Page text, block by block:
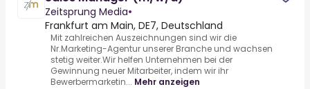
Zeitsprung Media•
Frankfurt am Main, DE7, Deutschland
Mit zahlreichen Auszeichnungen sind wir die
Nr.Marketing-Agentur unserer Branche und wachsen
stetig weiter.Wir helfen Unternehmen bei der
Gewinnung neuer Mitarbeiter, indem wir ihr
Bewerbermarketin... Mehr anzeigen